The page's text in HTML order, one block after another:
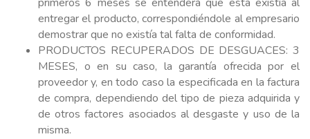
primeros 6 meses se entenderá que esta existía al
entregar el producto, correspondiéndole al empresario
demostrar que no existía tal falta de conformidad.
PRODUCTOS RECUPERADOS DE DESGUACES: 3
MESES, o en su caso, la garantía ofrecida por el
proveedor y, en todo caso la especificada en la factura
de compra, dependiendo del tipo de pieza adquirida y
de otros factores asociados al desgaste y uso de la
misma.